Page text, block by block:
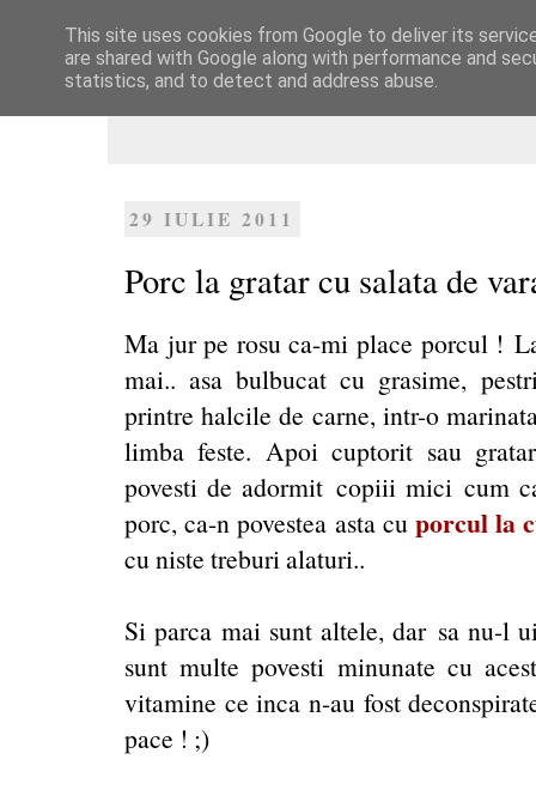
Dulcegarii culinare
29 IULIE 2011
Porc la gratar cu salata de
Ma jur pe rosu ca-mi place porcul !
mai.. asa bulbucat cu grasime,
printre halcile de carne, intr-o
limba feste. Apoi cuptorit sau
povesti de adormit copiii mici cum
porc, ca-n povestea asta cu porcul la
cu niste treburi alaturi..
Si parca mai sunt altele, dar sa nu-l
sunt multe povesti minunate cu
vitamine ce inca n-au fost
pace ! ;)
This site uses cookies from Google to deliver its
are shared with Google along with performance and
statistics, and to detect and address abuse.